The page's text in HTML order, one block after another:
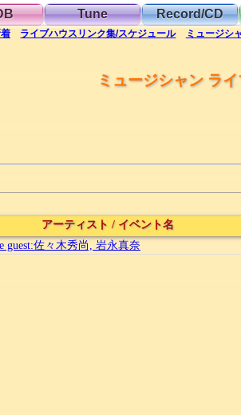
Tune Record/CD
ライブハウス リンク集/スケジュール ミュージシ
ミュージシャン ラ
アーティスト / イベント名
guest:佐々木秀尚, 岩永真奈